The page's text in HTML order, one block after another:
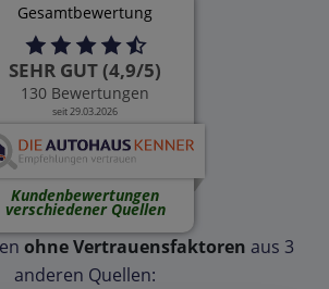
Gesamtbewertung
SEHR GUT (4,9/5)
130 Bewertungen
seit 29.03.2026
Kundenbewertungen
verschiedener Quellen
ohne Vertrauensfaktoren aus 3
anderen Quellen: